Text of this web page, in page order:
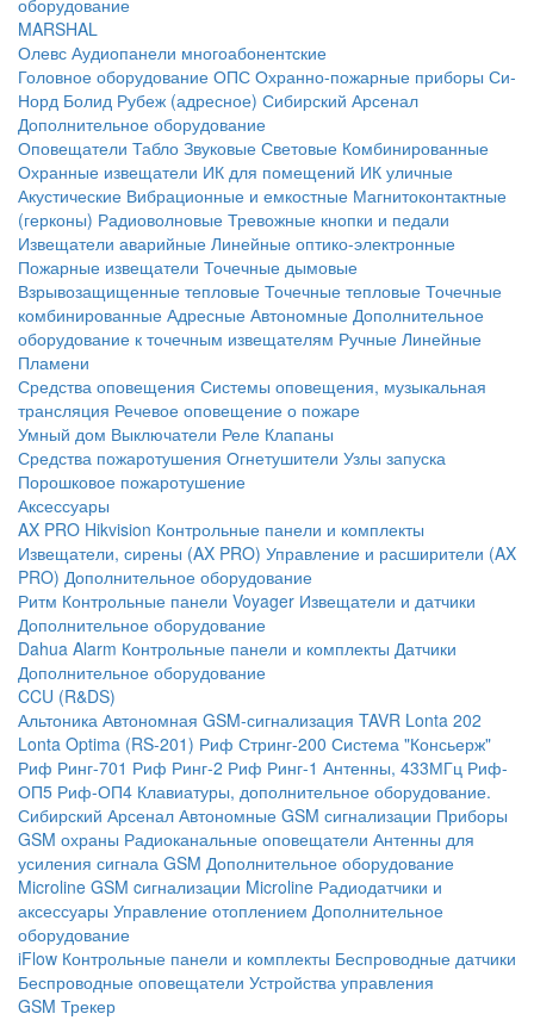
оборудование
MARSHAL
Олевс Аудиопанели многоабонентские
Головное оборудование ОПС Охранно-пожарные приборы Си-
Норд Болид Рубеж (адресное) Сибирский Арсенал
Дополнительное оборудование
Оповещатели Табло Звуковые Световые Комбинированные
Охранные извещатели ИК для помещений ИК уличные
Акустические Вибрационные и емкостные Магнитоконтактные
(герконы) Радиоволновые Тревожные кнопки и педали
Извещатели аварийные Линейные оптико-электронные
Пожарные извещатели Точечные дымовые
Взрывозащищенные тепловые Точечные тепловые Точечные
комбинированные Адресные Автономные Дополнительное
оборудование к точечным извещателям Ручные Линейные
Пламени
Средства оповещения Системы оповещения, музыкальная
трансляция Речевое оповещение о пожаре
Умный дом Выключатели Реле Клапаны
Средства пожаротушения Огнетушители Узлы запуска
Порошковое пожаротушение
Аксессуары
AX PRO Hikvision Контрольные панели и комплекты
Извещатели, сирены (AX PRO) Управление и расширители (AX
PRO) Дополнительное оборудование
Ритм Контрольные панели Voyager Извещатели и датчики
Дополнительное оборудование
Dahua Alarm Контрольные панели и комплекты Датчики
Дополнительное оборудование
CCU (R&DS)
Альтоника Автономная GSM-сигнализация TAVR Lonta 202
Lonta Optima (RS-201) Риф Стринг-200 Система "Консьерж"
Риф Ринг-701 Риф Ринг-2 Риф Ринг-1 Антенны, 433МГц Риф-
ОП5 Риф-ОП4 Клавиатуры, дополнительное оборудование.
Сибирский Арсенал Автономные GSM сигнализации Приборы
GSM охраны Радиоканальные оповещатели Антенны для
усиления сигнала GSM Дополнительное оборудование
Microline GSM cигнализации Microline Радиодатчики и
аксессуары Управление отоплением Дополнительное
оборудование
iFlow Контрольные панели и комплекты Беспроводные датчики
Беспроводные оповещатели Устройства управления
GSM Трекер